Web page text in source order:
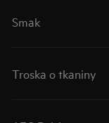
Smak
Troska o tkaniny